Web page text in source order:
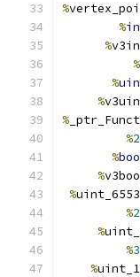
%
%
%
%
%
%
%
%
%
%
%
%
%
%
%